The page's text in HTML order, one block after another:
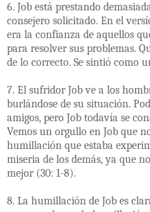
6. Job está prestando
consejero solicitado. En el
era la confianza de aquellos
para resolver sus problemas.
de lo correcto. Se sintió como
7. El sufridor Job ve a los
burlándose de su situación.
amigos, pero Job todavía se
Vemos un orgullo en Job que
humillación que estaba
miseria de los demás, ya que
mejor (30: 1-8).
8. La humillación de Job es